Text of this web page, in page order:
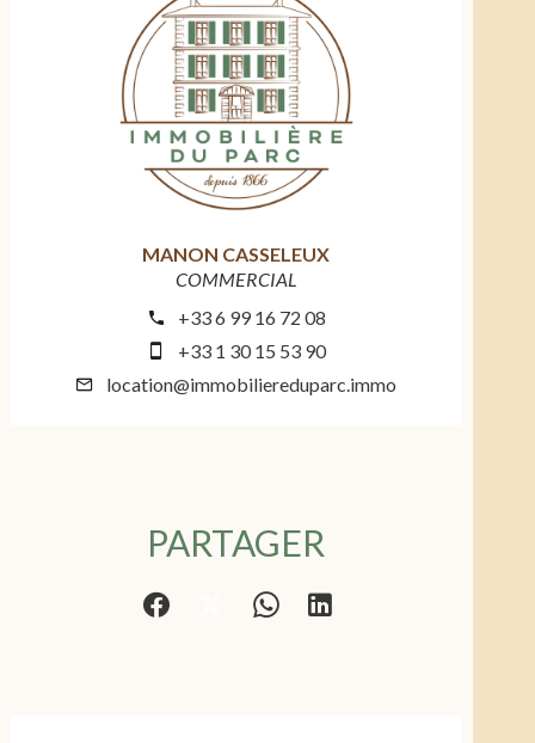
MANON CASSELEUX
COMMERCIAL
+33 6 99 16 72 08
+33 1 30 15 53 90
location@immobiliereduparc.immo
PARTAGER